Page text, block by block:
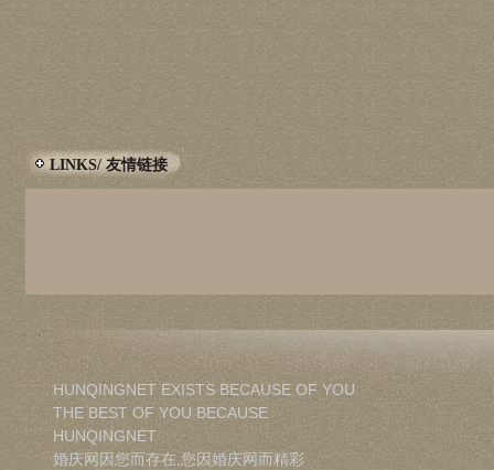
LINKS/ 友情链接
HUNQINGNET EXISTS BECAUSE OF YOU
THE BEST OF YOU BECAUSE
HUNQINGNET
婚庆网因您而存在,您因婚庆网而精彩